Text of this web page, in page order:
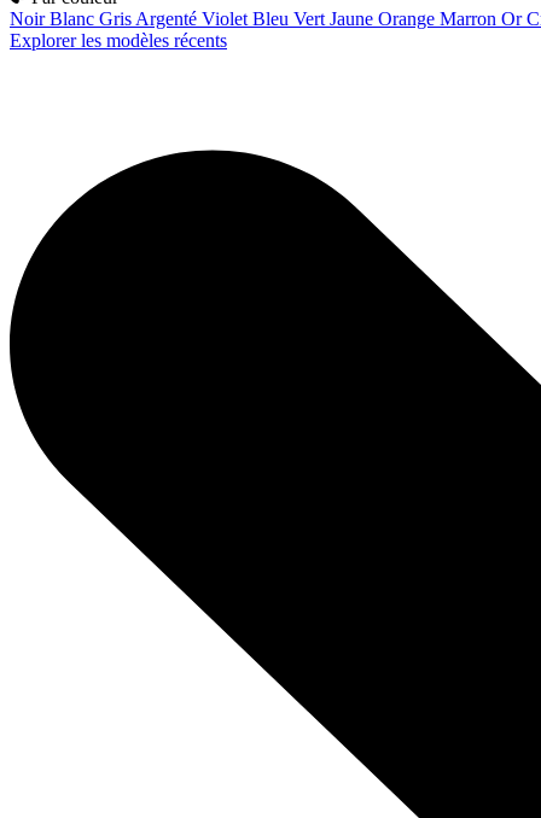
Noir Blanc Gris Argenté Violet Bleu Vert Jaune Orange Marron Or
Explorer les modèles récents